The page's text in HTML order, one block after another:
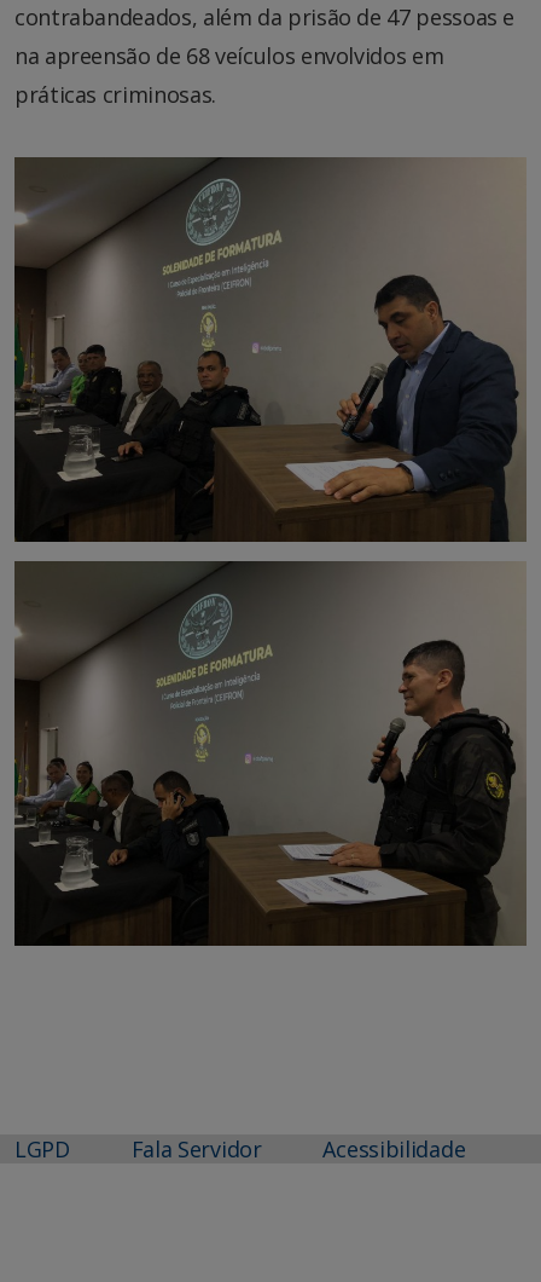
contrabandeados, além da prisão de 47 pessoas e
na apreensão de 68 veículos envolvidos em
práticas criminosas.
LGPD Fala Servidor Acessibilidade